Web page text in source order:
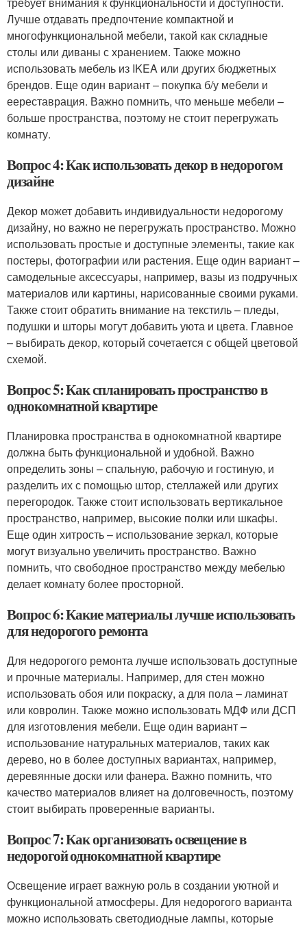
Лучше отдавать предпочтение компактной и
многофункциональной мебели, такой как складные
столы или диваны с хранением. Также можно
использовать мебель из IKEA или других бюджетных
брендов. Еще один вариант – покупка б/у мебели и
еереставрация. Важно помнить, что меньше мебели –
больше пространства, поэтому не стоит перегружать
комнату.
Вопрос 4: Как использовать декор в недорогом
дизайне
Декор может добавить индивидуальности недорогому
дизайну, но важно не перегружать пространство. Можно
использовать простые и доступные элементы, такие как
постеры, фотографии или растения. Еще один вариант –
самодельные аксессуары, например, вазы из подручных
материалов или картины, нарисованные своими руками.
Также стоит обратить внимание на текстиль – пледы,
подушки и шторы могут добавить уюта и цвета. Главное
– выбирать декор, который сочетается с общей цветовой
схемой.
Вопрос 5: Как спланировать пространство в
однокомнатной квартире
Планировка пространства в однокомнатной квартире
должна быть функциональной и удобной. Важно
определить зоны – спальную, рабочую и гостиную, и
разделить их с помощью штор, стеллажей или других
перегородок. Также стоит использовать вертикальное
пространство, например, высокие полки или шкафы.
Еще один хитрость – использование зеркал, которые
могут визуально увеличить пространство. Важно
помнить, что свободное пространство между мебелью
делает комнату более просторной.
Вопрос 6: Какие материалы лучше использовать
для недорогого ремонта
Для недорогого ремонта лучше использовать доступные
и прочные материалы. Например, для стен можно
использовать обоя или покраску, а для пола – ламинат
или ковролин. Также можно использовать МДФ или ДСП
для изготовления мебели. Еще один вариант –
использование натуральных материалов, таких как
дерево, но в более доступных вариантах, например,
деревянные доски или фанера. Важно помнить, что
качество материалов влияет на долговечность, поэтому
стоит выбирать проверенные варианты.
Вопрос 7: Как организовать освещение в
недорогой однокомнатной квартире
Освещение играет важную роль в создании уютной и
функциональной атмосферы. Для недорогого варианта
можно использовать светодиодные лампы, которые